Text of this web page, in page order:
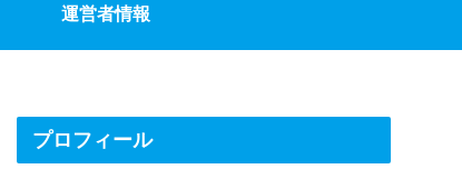
運営者情報
プロフィール